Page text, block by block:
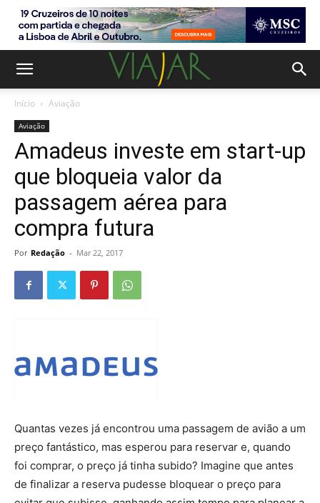
Início Aviação
Aviação
Amadeus investe em start-up
que bloqueia valor da
passagem aérea para
compra futura
Por Redação - Mar 22, 2017
Quantas vezes já encontrou uma passagem de avião a um
preço fantástico, mas esperou para reservar e, quando
foi comprar, o preço já tinha subido? Imagine que antes
de finalizar a reserva pudesse bloquear o preço para